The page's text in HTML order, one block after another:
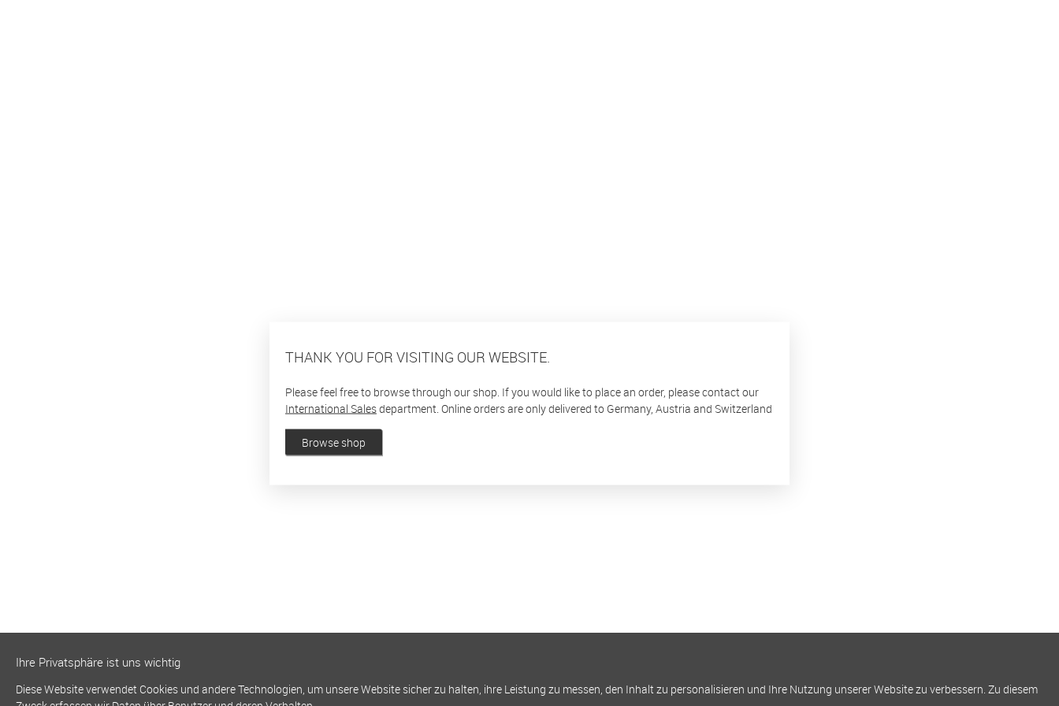
THANK YOU FOR VISITING OUR WEBSITE.
Please feel free to browse through our shop. If you would like to place an order, please contact our
International Salesdepartment. Online orders are only delivered to Germany, Austria and Switzerland
Browse shop
Ihre Privatsphäre ist uns wichtig
Diese Website verwendet Cookies und andere Technologien, um unsere Website sicher zu halten, ihre Leistung zu messen, den Inhalt zu personalisieren und Ihre Nutzung unserer Website zu verbessern. Zu diesem